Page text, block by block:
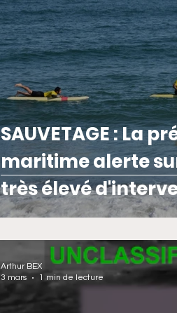
SAUVETAGE : La préfecture
maritime alerte
très élevé
Arthur BEX
3 mars
1 min de lecture